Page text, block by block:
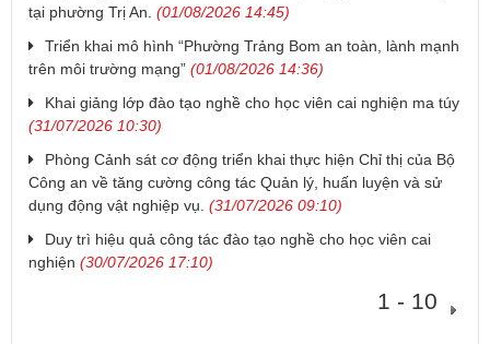
tại phường Trị An. (01/08/2026 14:45)
Triển khai mô hình “Phường Trảng Bom an toàn, lành mạnh
trên môi trường mạng” (01/08/2026 14:36)
Khai giảng lớp đào tạo nghề cho học viên cai nghiện ma túy
(31/07/2026 10:30)
Phòng Cảnh sát cơ động triển khai thực hiện Chỉ thị của Bộ
Công an về tăng cường công tác Quản lý, huấn luyện và sử
dụng động vật nghiệp vụ. (31/07/2026 09:10)
Duy trì hiệu quả công tác đào tạo nghề cho học viên cai
nghiện (30/07/2026 17:10)
1 - 10